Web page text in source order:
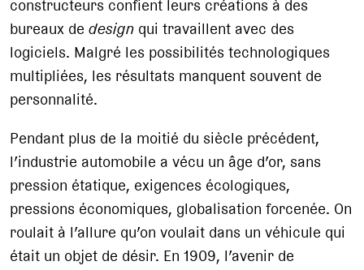
constructeurs confient leurs créations à des
bureaux dedesign qui travaillent avec des
logiciels. Malgré les possibilités technologiques
multipliées, les résultats manquent souvent de
personnalité.
Pendant plus de la moitié du siècle précédent,
l’industrie automobile a vécu un âge d’or, sans
pression étatique, exigences écologiques,
pressions économiques, globalisation forcenée. On
roulait à l’allure qu’on voulait dans un véhicule qui
était un objet de désir. En 1909, l’avenir de